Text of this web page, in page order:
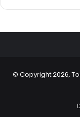
© Copyright 2026,